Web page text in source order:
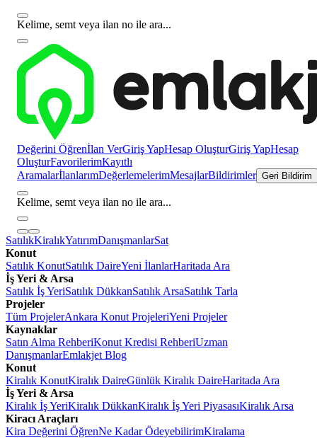
Kelime, semt veya ilan no ile ara...
Değerini Öğrenİlan VerGiriş YapHesap OluşturGiriş YapHesap
OluşturFavorilerimKayıtlı
AramalarİlanlarımDeğerlemelerimMesajlarBildirimler Geri Bildirim
Kelime, semt veya ilan no ile ara...
SatılıkKiralıkYatırımDanışmanlarSat
Konut
Satılık KonutSatılık DaireYeni İlanlarHaritada Ara
İş Yeri & Arsa
Satılık İş YeriSatılık DükkanSatılık ArsaSatılık Tarla
Projeler
Tüm ProjelerAnkara Konut ProjeleriYeni Projeler
Kaynaklar
Satın Alma RehberiKonut Kredisi RehberiUzman
DanışmanlarEmlakjet Blog
Konut
Kiralık KonutKiralık DaireGünlük Kiralık DaireHaritada Ara
İş Yeri & Arsa
Kiralık İş YeriKiralık DükkanKiralık İş Yeri PiyasasıKiralık Arsa
Kiracı Araçları
Kira Değerini ÖğrenNe Kadar ÖdeyebilirimKiralama